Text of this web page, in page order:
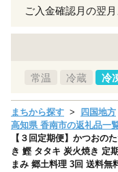
ご入金確認月の翌
常温 冷蔵 冷
まちから探す 四国地方
高知県 香南市の返礼品一
【３回定期便】かつおの
き 鰹 タタキ 炭火焼き 定
まみ 郷土料理 3回 送料無